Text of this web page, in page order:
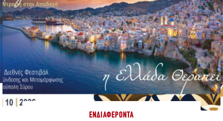
ΕΝΔΙΑΦΈΡΟΝΤΑ